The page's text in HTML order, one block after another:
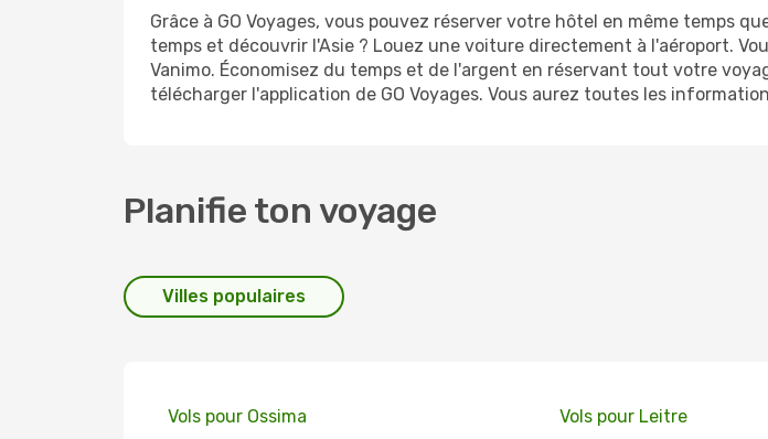
Grâce à GO Voyages, vous pouvez réserver votre hôtel en même temps
temps et découvrir l'Asie ? Louez une voiture directement à l'aéroport.
Vanimo. Économisez du temps et de l'argent en réservant tout votre
télécharger l'application de GO Voyages. Vous aurez toutes les
Planifie ton voyage
Villes populaires
Vols pour Ossima Vols pour Leitre